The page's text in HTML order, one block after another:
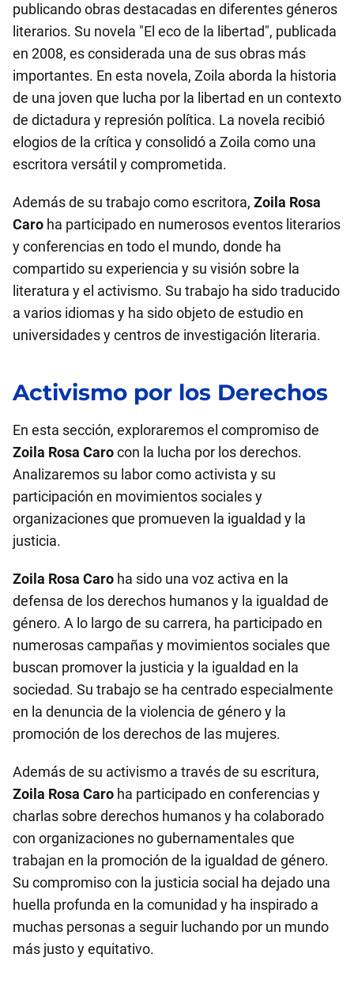
publicando obras destacadas en diferentes géneros
literarios. Su novela "El eco de la libertad", publicada
en 2008, es considerada una de sus obras más
importantes. En esta novela, Zoila aborda la historia
de una joven que lucha por la libertad en un contexto
de dictadura y represión política. La novela recibió
elogios de la crítica y consolidó a Zoila como una
escritora versátil y comprometida.
Además de su trabajo como escritora, Zoila Rosa
Caro ha participado en numerosos eventos literarios
y conferencias en todo el mundo, donde ha
compartido su experiencia y su visión sobre la
literatura y el activismo. Su trabajo ha sido traducido
a varios idiomas y ha sido objeto de estudio en
universidades y centros de investigación literaria.
Activismo por los Derechos
En esta sección, exploraremos el compromiso de
Zoila Rosa Carocon la lucha por los derechos.
Analizaremos su labor como activista y su
participación en movimientos sociales y
organizaciones que promueven la igualdad y la
justicia.
Zoila Rosa Caro ha sido una voz activa en la
defensa de los derechos humanos y la igualdad de
género. A lo largo de su carrera, ha participado en
numerosas campañas y movimientos sociales que
buscan promover la justicia y la igualdad en la
sociedad. Su trabajo se ha centrado especialmente
en la denuncia de la violencia de género y la
promoción de los derechos de las mujeres.
Además de su activismo a través de su escritura,
Zoila Rosa Caro ha participado en conferencias y
charlas sobre derechos humanos y ha colaborado
con organizaciones no gubernamentales que
trabajan en la promoción de la igualdad de género.
Su compromiso con la justicia social ha dejado una
huella profunda en la comunidad y ha inspirado a
muchas personas a seguir luchando por un mundo
más justo y equitativo.